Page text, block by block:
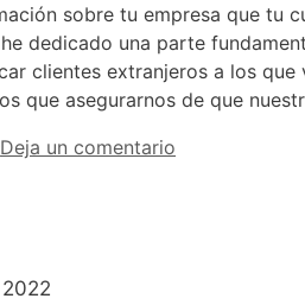
sobre tu empresa que tu
dedicado una parte
clientes extranjeros a los
que asegurarnos de que
Deja un comentario